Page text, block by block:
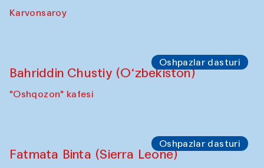
Karvonsaroy
Oshpazlar dasturi
Bahriddin Chustiy (O‘zbekiston)
"Oshqozon" kafesi
Oshpazlar dasturi
Fatmata Binta (Sierra Leone)